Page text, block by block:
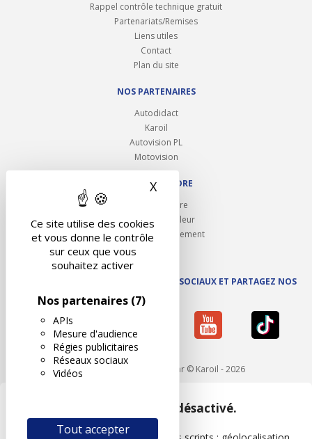
Ce site utilise des cookies
et vous donne le contrôle
sur ceux que vous
souhaitez activer
Nos partenaires (7)
APIs
Mesure d'audience
Régies publicitaires
Réseaux sociaux
Vidéos
Tout accepter
X Masquer le bandeau des
Rappel contrôle technique gratuit
Partenariats/Remises
Liens utiles
Contact
Plan du site
NOS PARTENAIRES
Autodidact
Karoil
Autovision PL
Motovision
NOUS REJOINDRE
Ouvrir un centre
Devenez contrôleur
Carrières et recrutement
SUIVEZ AUTOVISION SUR LES RÉSEAUX SOCIAUX ET PARTAGEZ NOS
ACTUS
Mentions légales - Réalisé par © Karoil - 2026
Google Maps est désactivé.